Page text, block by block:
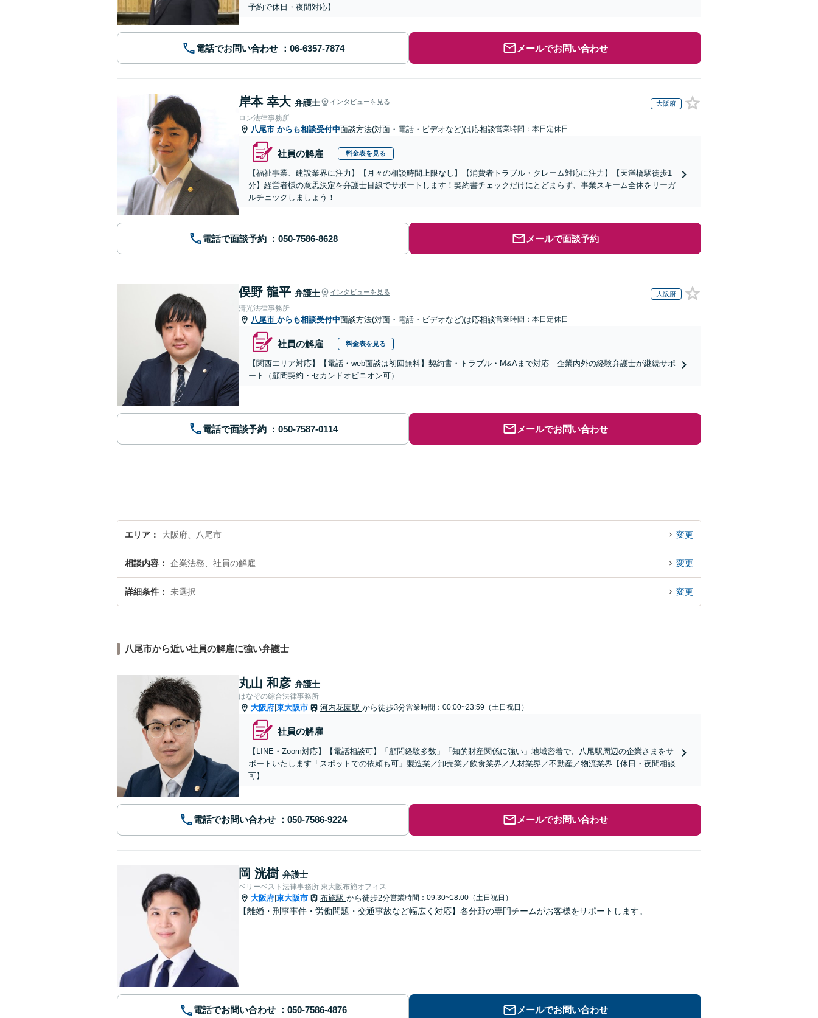
予約で休日・夜間対応】
電話でお問い合わせ メールでお問い合わせ
岸本 幸大 弁護士 インタビューを見る 大阪府
ロン法律事務所
八尾市 からも相談受付中面談方法(対面・電話・ビデオなど)は応相談営業時間：本日定休日
社員の解雇 料金表を見る
【福祉事業、建設業界に注力】【月々の相談時間上限なし】【消費者トラブル・クレーム対応に注力】【天満橋駅徒歩1
分】経営者様の意思決定を弁護士目線でサポートします！契約書チェックだけにとどまらず、事業スキーム全体をリーガ
ルチェックしましょう！
電話で面談予約 メールで面談予約
俣野 龍平 弁護士 インタビューを見る 大阪府
清光法律事務所
八尾市 からも相談受付中面談方法(対面・電話・ビデオなど)は応相談営業時間：本日定休日
社員の解雇 料金表を見る
【関西エリア対応】【電話・web面談は初回無料】契約書・トラブル・M&Aまで対応｜企業内外の経験弁護士が継続サポ
ート（顧問契約・セカンドオピニオン可）
電話で面談予約 メールでお問い合わせ
エリア 大阪府、八尾市 変更
相談内容 企業法務、社員の解雇 変更
詳細条件 未選択 変更
八尾市から近い社員の解雇に強い弁護士
丸山 和彦 弁護士
はなぞの綜合法律事務所
大阪府 東大阪市 河内花園駅 から徒歩3分営業時間：00:00~23:59（土日祝日）
社員の解雇
【LINE・Zoom対応】【電話相談可】「顧問経験多数」「知的財産関係に強い」地域密着で、八尾駅周辺の企業さまをサ
ポートいたします「スポットでの依頼も可」製造業／卸売業／飲食業界／人材業界／不動産／物流業界【休日・夜間相談
可】
電話でお問い合わせ メールでお問い合わせ
岡 洸樹 弁護士
ベリーベスト法律事務所 東大阪布施オフィス
大阪府 東大阪市 布施駅 から徒歩2分営業時間：09:30~18:00（土日祝日）
【離婚・刑事事件・労働問題・交通事故など幅広く対応】各分野の専門チームがお客様をサポートします。
電話でお問い合わせ メールでお問い合わせ